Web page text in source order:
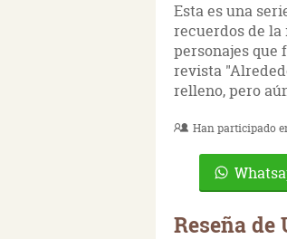
Esta es una
recuerdos de la
personajes que
revista
relleno, pero
Han participado
Reseña